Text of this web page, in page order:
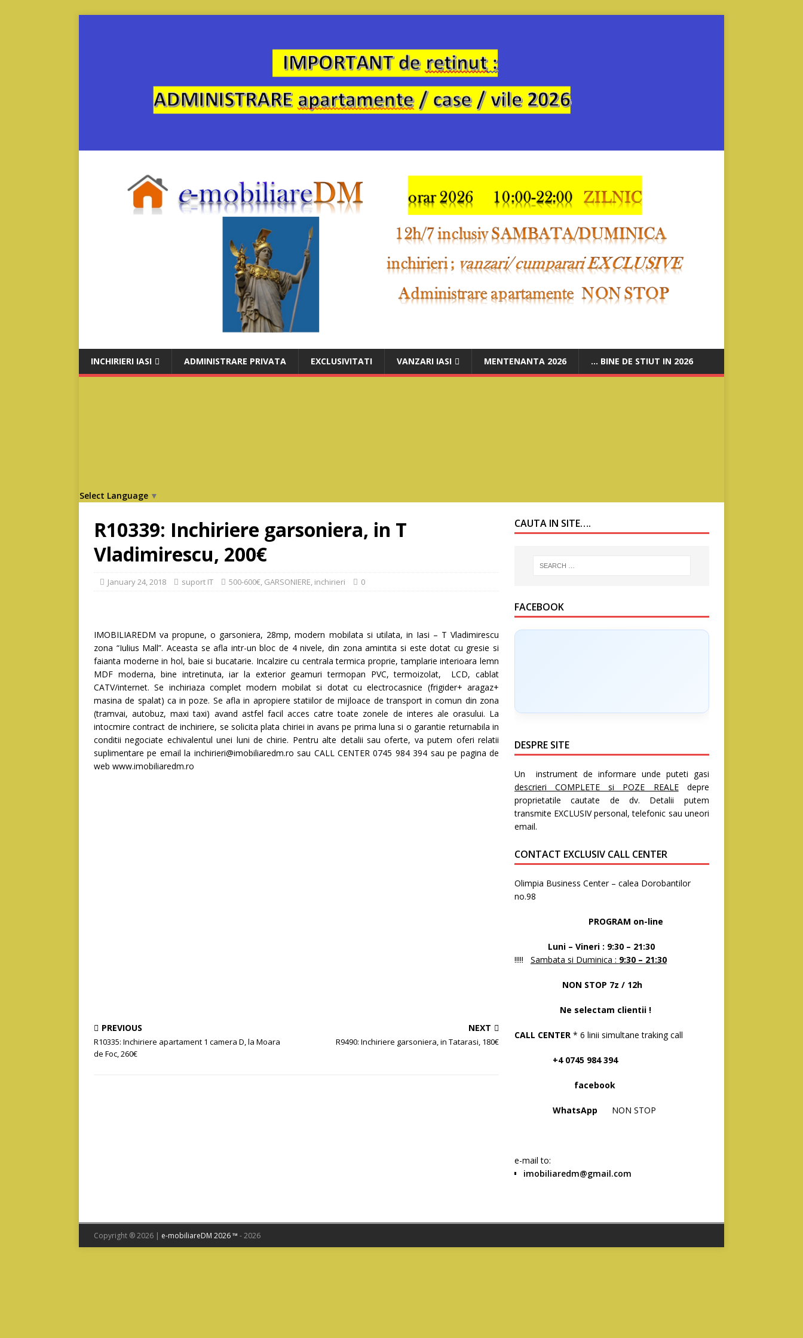
INCHIRIERI IASI ADMINISTRARE PRIVATA EXCLUSIVITATI VANZARI IASI MENTENANTA 2026 … BINE DE STIUT IN 2026
Select Language ▼
R10339: Inchiriere garsoniera, in T
Vladimirescu, 200€
January 24, 2018 suport IT 500-600€, GARSONIERE, inchirieri 0
IMOBILIAREDM va propune, o garsoniera, 28mp, modern mobilata si utilata, in Iasi – T Vladimirescu
zona “Iulius Mall”. Aceasta se afla intr-un bloc de 4 nivele, din zona amintita si este dotat cu gresie si
faianta moderne in hol, baie si bucatarie. Incalzire cu centrala termica proprie, tamplarie interioara lemn
MDF moderna, bine intretinuta, iar la exterior geamuri termopan PVC, termoizolat, LCD, cablat
CATV/internet. Se inchiriaza complet modern mobilat si dotat cu electrocasnice (frigider+ aragaz+
masina de spalat) ca in poze. Se afla in apropiere statiilor de mijloace de transport in comun din zona
(tramvai, autobuz, maxi taxi) avand astfel facil acces catre toate zonele de interes ale orasului. La
intocmire contract de inchiriere, se solicita plata chiriei in avans pe prima luna si o garantie returnabila in
conditii negociate echivalentul unei luni de chirie. Pentru alte detalii sau oferte, va putem oferi relatii
suplimentare pe email la inchirieri@imobiliaredm.ro sau CALL CENTER 0745 984 394 sau pe pagina de
web www.imobiliaredm.ro
PREVIOUS
R10335: Inchiriere apartament 1 camera D, la Moara
de Foc, 260€
NEXT
R9490: Inchiriere garsoniera, in Tatarasi, 180€
CAUTA IN SITE….
FACEBOOK
DESPRE SITE
Un instrument de informare unde puteti gasi
descrieri COMPLETE si POZE REALEdepre
proprietatile cautate de dv. Detalii putem
transmite EXCLUSIV personal, telefonic sau uneori
email.
CONTACT EXCLUSIV CALL CENTER
Olimpia Business Center – calea Dorobantilor
no.98
PROGRAM on-line
Luni – Vineri : 9:30 – 21:30
!!!!! Sambata si Duminica : 9:30 – 21:30
NON STOP 7z / 12h
Ne selectam clientii !
CALL CENTER* 6 linii simultane traking call
+4 0745 984 394
facebook
WhatsApp NON STOP
e-mail to:
imobiliaredm@gmail.com
Copyright ® 2026 | e-mobiliareDM 2026 ™ - 2026